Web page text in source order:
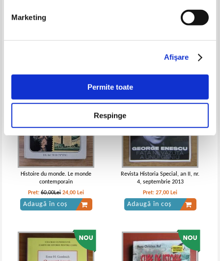
Marketing
Afişare
Permite toate
Respinge
Adaugă în coș
Jacques Le Goff - Pentru un alt
ev mediu (2 volume)
Adaugă în coș
Histoire du monde. Le monde
contemporain
Pret:60,00Lei 24,00 Lei
Adaugă în coș
Revista Historia Special, an II, nr.
4, septembrie 2013
Pret:27,00 Lei
Adaugă în coș